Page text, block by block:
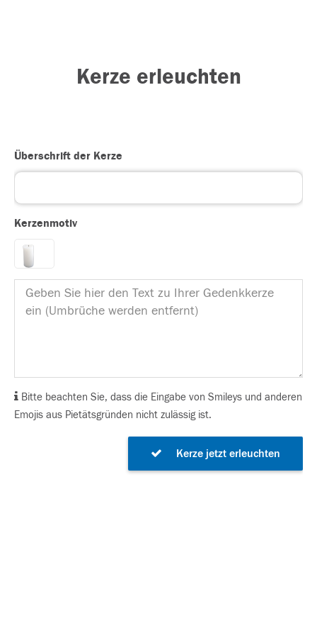
Kerze erleuchten
Überschrift der Kerze
Kerzenmotiv
Bitte beachten Sie, dass die Eingabe von Smileys und anderen
Emojis aus Pietätsgründen nicht zulässig ist.
Kerze jetzt erleuchten